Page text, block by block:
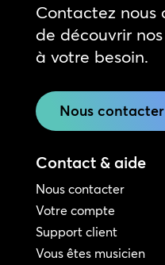
Contactez nous
de découvrir
à votre besoin.
Nous contacter
Contact & aide
Nous contacter
Votre compte
Support client
Vous êtes musicien